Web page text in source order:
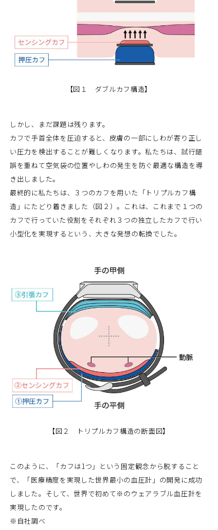
【図１ ダブルカフ構造】
しかし、まだ課題は残ります。
カフで手首全体を圧迫すると、皮膚の一部にしわが寄り正し
い圧力を検出することが難しくなります。私たちは、試行錯
誤を重ねて空気袋の位置やしわの発生を防ぐ最適な構造を導
き出しました。
最終的に私たちは、３つのカフを用いた「トリプルカフ構
造」にたどり着きました（図２）。これは、これまで１つの
カフで行っていた役割をそれぞれ３つの独立したカフで行い
小型化を実現するという、大きな発想の転換でした。
【図２ トリプルカフ構造の断面図】
このように、「カフは1つ」という固定観念から脱すること
で、「医療精度を実現した世界最小の血圧計」の開発に成功
しました。そして、世界で初めて※のウェアラブル血圧計を
実現したのです。
※自社調べ